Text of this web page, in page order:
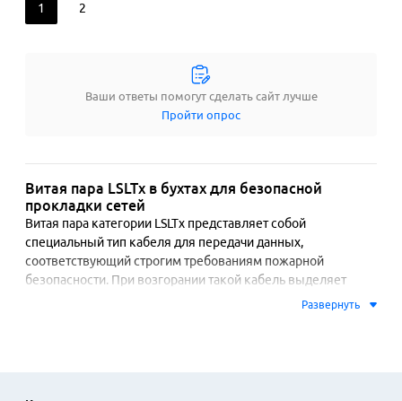
1 2
Ваши ответы помогут сделать сайт лучше
Пройти опрос
Витая пара LSLTx в бухтах для безопасной
прокладки сетей
Витая пара категории LSLTx представляет собой
специальный тип кабеля для передачи данных,
соответствующий строгим требованиям пожарной
безопасности. При возгорании такой кабель выделяет
Развернуть